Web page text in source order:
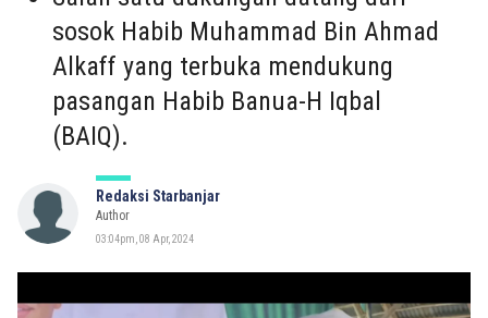
sosok Habib Muhammad Bin Ahmad
Alkaff yang terbuka mendukung
pasangan Habib Banua-H Iqbal
(BAIQ).
Redaksi Starbanjar
Author
03:04pm, 08 Apr, 2024